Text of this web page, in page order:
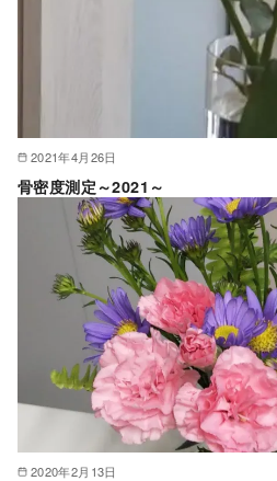
2021年4月26日
骨密度測定～2021～
2020年2月13日